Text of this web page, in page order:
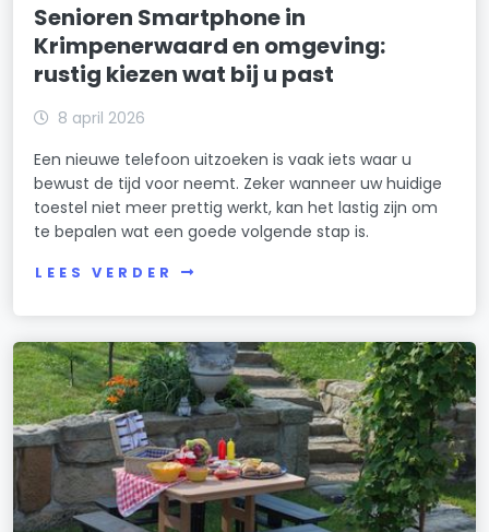
Senioren Smartphone in
Krimpenerwaard en omgeving:
rustig kiezen wat bij u past
8 april 2026
Een nieuwe telefoon uitzoeken is vaak iets waar u
bewust de tijd voor neemt. Zeker wanneer uw huidige
toestel niet meer prettig werkt, kan het lastig zijn om
te bepalen wat een goede volgende stap is.
LEES VERDER